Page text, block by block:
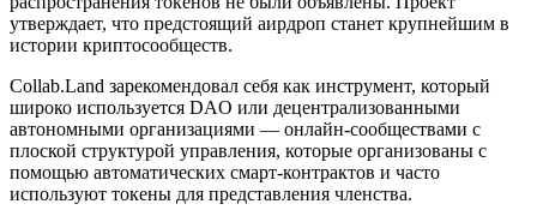
утверждает, что предстоящий аирдроп станет крупнейшим в
истории криптосообществ.
Collab.Land зарекомендовал себя как инструмент, который
широко используется DAO или децентрализованными
автономными организациями — онлайн-сообществами с
плоской структурой управления, которые организованы с
помощью автоматических смарт-контрактов и часто
используют токены для представления членства.